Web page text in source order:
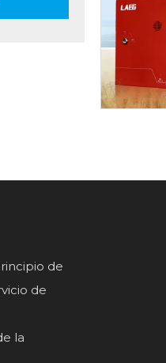
de
de
la